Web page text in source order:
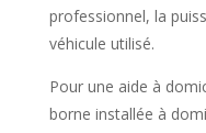
professionnel, la
véhicule utilisé.
Pour une aide à
borne installée à